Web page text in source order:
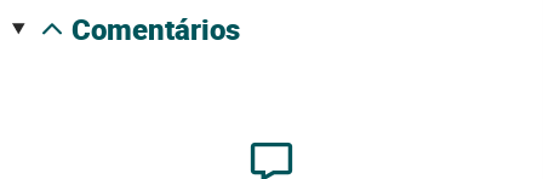
comentários